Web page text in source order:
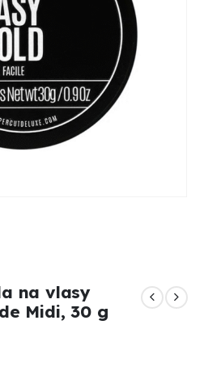
na vlasy
Midi, 30 g